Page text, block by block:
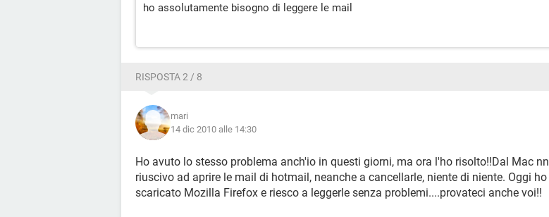
ho assolutamente bisogno di leggere le mail
RISPOSTA 2 / 8
mari
14 dic 2010 alle 14:30
Ho avuto lo stesso problema anch'io in questi giorni, ma ora l'ho risolto!!Dal Mac nn
riuscivo ad aprire le mail di hotmail, neanche a cancellarle, niente di niente. Oggi ho
scaricato Mozilla Firefox e riesco a leggerle senza problemi....provateci anche voi!!